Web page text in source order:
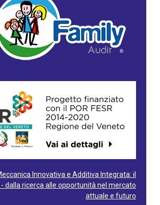
Innovativa e Additiva Integrata: il
dalla ricerca alle opportunità nel mercato
attuale e futuro